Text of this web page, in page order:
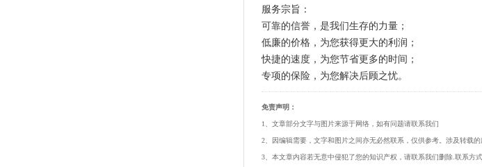
服务宗旨：
可靠的信誉，是我们生存的力量；
低廉的价格，为您获得更大的利润；
快捷的速度，为您节省更多的时间；
专项的保险，为您解决后顾之忧。
免责声明：
1、文章部分文字与图片来源于网络，如有问题请联系我们
2、因编辑需要，文字和图片之间亦无必然联系，仅供参考。涉及转载
3、本文章内容若无意中侵犯了您的知识产权，请联系我们删除.联系方式